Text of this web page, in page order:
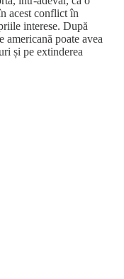
acest conflict în
interese. După
poate avea
și pe extinderea